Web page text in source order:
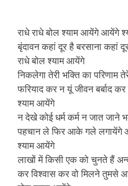
राधे राधे बोल श्याम आयेंगे आयेंगे
बृंदावन कहां दूर है बरसाना कहां
राधे बोल श्याम आयेंगे
निकलेगा तेरी भक्ति का
फरियाद कर न यूं जीवन बर्बाद
श्याम आयेंगे
न देखे कोई धर्म कर्म न जात जाने
पहचान ले फिर आके गले लगायेंगे
श्याम आयेंगे
लाखों में किसी एक को चुनते हैं
कर विश्वास कर वो मिलने तुमसे